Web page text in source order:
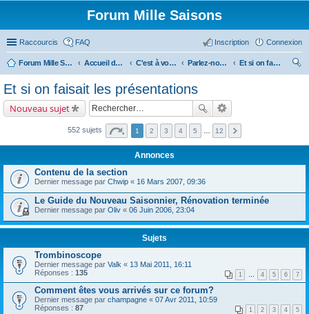
Forum Mille Saisons
Raccourcis FAQ Connexion
Inscription
Forum Mille Saisons Accueil du forum C'est à vous ! Parlez-nous de vous !
Et si on faisait les présentations
Et si on faisait les présentations
Nouveau sujet
552 sujets 1 2 3 4 5 12
Annonces
Contenu de la section
Dernier message par Chwip « 16 Mars 2007, 09:36
Le Guide du Nouveau Saisonnier, Rénovation terminée
Dernier message par Oliv « 06 Juin 2006, 23:04
Sujets
Trombinoscope
Dernier message par Valk « 13 Mai 2011, 16:11
Réponses : 135 1 … 4 5 6 7
Comment êtes vous arrivés sur ce forum?
Dernier message par champagne « 07 Avr 2011, 10:59
Réponses : 87 1 2 3 4 5